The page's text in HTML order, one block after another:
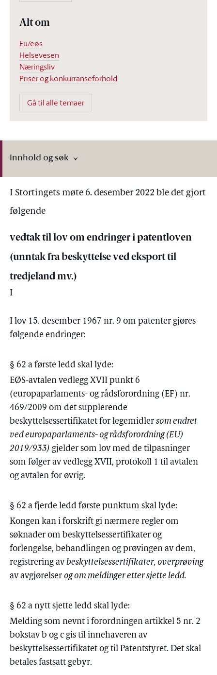
Alt om
Eu/eøs
Helsevesen
Næringsliv
Priser og konkurranseforhold
Gå til alle temaer
Innhold og søk
I Stortingets møte 6. desember 2022 ble det gjort
følgende
vedtak til lov om endringer i patentloven
(unntak fra beskyttelse ved eksport til
tredjeland mv.)
I
I lov 15. desember 1967 nr. 9 om patenter gjøres
følgende endringer:
§ 62 a første ledd skal lyde:
EØS-avtalen vedlegg XVII punkt 6
(europaparlaments- og rådsforordning (EF) nr.
469/2009 om det supplerende
beskyttelsessertifikatet for legemidler som endret
ved europaparlaments- og rådsforordning (EU)
2019/933) gjelder som lov med de tilpasninger
som følger av vedlegg XVII, protokoll 1 til avtalen
og avtalen for øvrig.
§ 62 a fjerde ledd første punktum skal lyde:
Kongen kan i forskrift gi nærmere regler om
søknader om beskyttelsessertifikater og
forlengelse, behandlingen og prøvingen av dem,
registrering avbeskyttelsessertifikater, overprøving
av avgjørelser og om meldinger etter sjette ledd.
§ 62 a nytt sjette ledd skal lyde:
Melding som nevnt i forordningen artikkel 5 nr. 2
bokstav b og c gis til innehaveren av
beskyttelsessertifikatet og til Patentstyret. Det skal
betales fastsatt gebyr.